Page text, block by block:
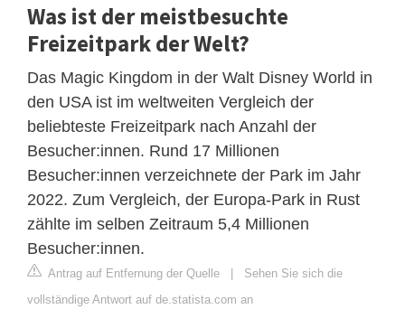
Was ist der meistbesuchte
Freizeitpark der Welt?
Das Magic Kingdom in der Walt Disney World in
den USA ist im weltweiten Vergleich der
beliebteste Freizeitpark nach Anzahl der
Besucher:innen. Rund 17 Millionen
Besucher:innen verzeichnete der Park im Jahr
2022. Zum Vergleich, der Europa-Park in Rust
zählte im selben Zeitraum 5,4 Millionen
Besucher:innen.
Antrag auf Entfernung der Quelle | Sehen Sie sich die
vollständige Antwort auf de.statista.com an